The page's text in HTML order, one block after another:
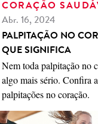
CORAÇÃO
Abr. 16, 2024
PALPITAÇÃO NO
QUE SIGNIFICA
Nem toda palpitação no
algo mais sério. Confira
palpitações no coração.